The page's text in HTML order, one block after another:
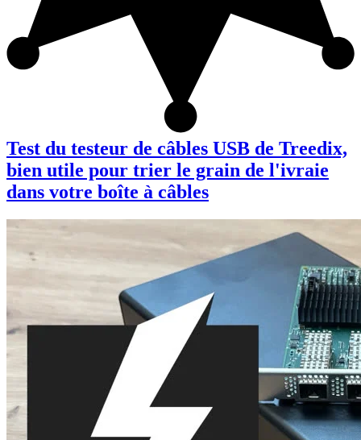
Test du testeur de câbles USB de Treedix,
bien utile pour trier le grain de l'ivraie
dans votre boîte à câbles